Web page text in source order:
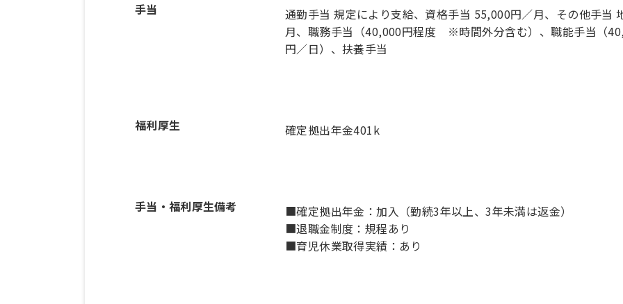
手当
通勤手当 規定により支給、資格手当 55,000円／月、その他手当
月、職務手当（40,000円程度 ※時間外分含む）、職能手当（
円／日）、扶養手当
福利厚生 確定拠出年金401k
手当・福利厚生備考
■確定拠出年金：加入（勤続3年以上、3年未満は返金）
■退職金制度：規程あり
■育児休業取得実績：あり